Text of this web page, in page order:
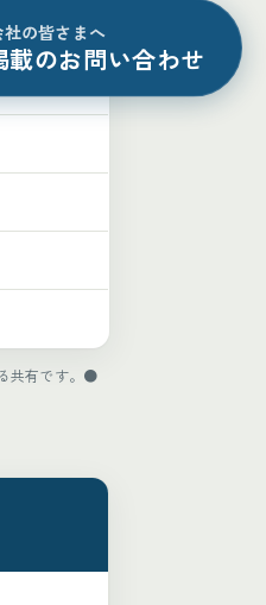
共有です。●
の皆さまへ
載のお問い合わせ